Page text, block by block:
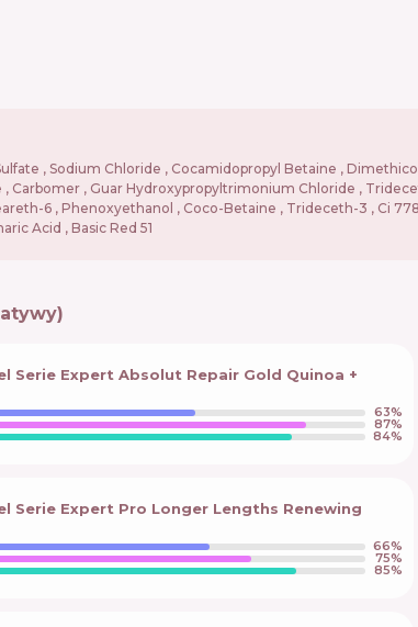
, Sodium Chloride , Cocamidopropyl Betaine ,
, Guar Hydroxypropyltrimonium Chloride ,
6 , Phenoxyethanol , Coco-Betaine , Trideceth-3 , Ci
Acid , Basic Red 51
Serie Expert Absolut Repair Gold Quinoa +
63%
87%
84%
Serie Expert Pro Longer Lengths Renewing
66%
75%
85%